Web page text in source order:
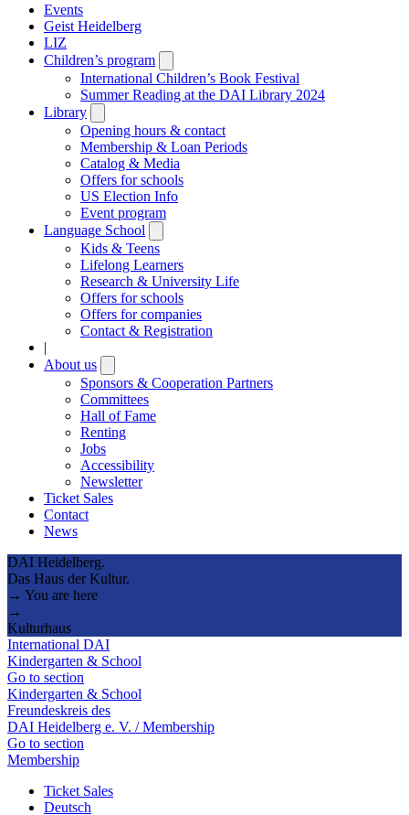
Events
Geist Heidelberg
LIZ
Children’s program
submenu
International Children’s Book Festival
Summer Reading at the DAI Library 2024
Library
submenu
Opening hours & contact
Membership & Loan Periods
Catalog & Media
Offers for schools
US Election Info
Event program
Language School
submenu
Kids & Teens
Lifelong Learners
Research & University Life
Offers for schools
Offers for companies
Contact & Registration
|
About us
submenu
Sponsors & Cooperation Partners
Committees
Hall of Fame
Renting
Jobs
Accessibility
Newsletter
Ticket Sales
Contact
News
DAI Heidelberg.
Das Haus der Kultur.
→ You are here
→
Kulturhaus
International DAI
Kindergarten & School
Go to section
Kindergarten & School
Freundeskreis des
DAI Heidelberg e. V. / Membership
Go to section
Membership
Ticket Sales
Deutsch